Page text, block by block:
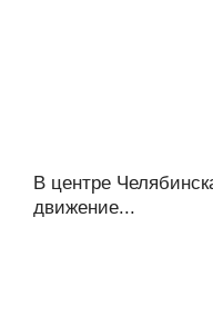
В центре
движение...